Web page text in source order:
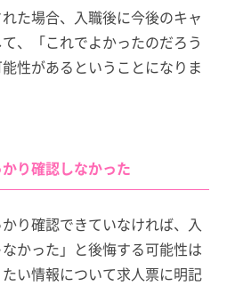
た場合、入職後に今後のキャ
、「これでよかったのだろう
性があるということになりま
り確認しなかった
り確認できていなければ、入
かった」と後悔する可能性は
い情報について求人票に明記